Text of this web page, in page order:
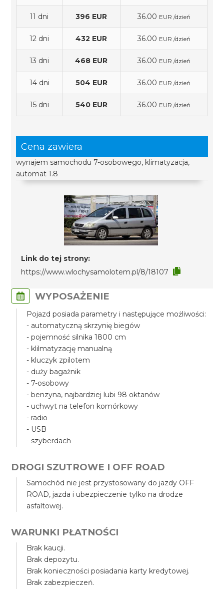
11 dni 396 EUR 36.00 EUR /dzień
12 dni 432 EUR 36.00 EUR /dzień
13 dni 468 EUR 36.00 EUR /dzień
14 dni 504 EUR 36.00 EUR /dzień
15 dni 540 EUR 36.00 EUR /dzień
Cena zawiera
wynajem samochodu 7-osobowego, klimatyzacja,
automat 1.8
Link do tej strony:
https://www.wlochysamolotem.pl/8/18107
WYPOSAŻENIE
Pojazd posiada parametry i następujące możliwości:
- automatyczną skrzynię biegów
- pojemność silnika 1800 cm
- klilmatyzację manualną
- kluczyk zpilotem
- duży bagażnik
- 7-osobowy
- benzyna, najbardziej lubi 98 oktanów
- uchwyt na telefon komórkowy
- radio
- USB
- szyberdach
DROGI SZUTROWE I OFF ROAD
Samochód nie jest przystosowany do jazdy OFF
ROAD, jazda i ubezpieczenie tylko na drodze
asfaltowej.
WARUNKI PŁATNOŚCI
Brak kaucji.
Brak depozytu.
Brak konieczności posiadania karty kredytowej.
Brak zabezpieczeń.